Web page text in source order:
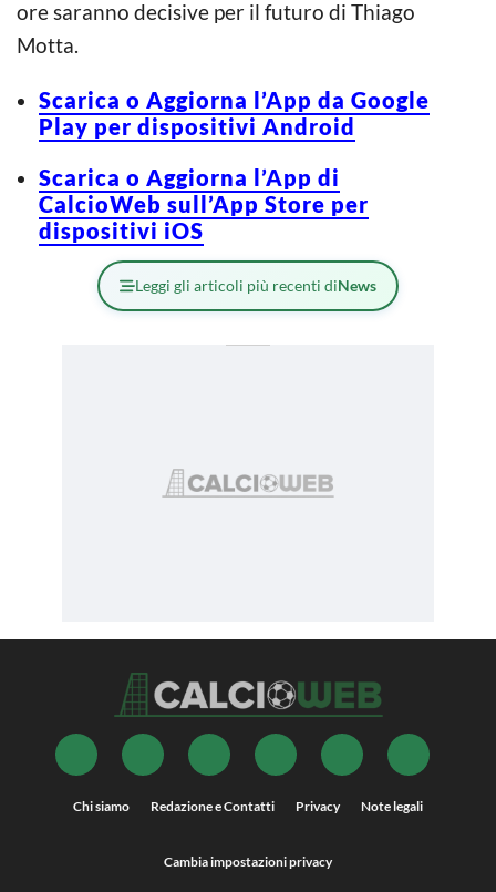
ore saranno decisive per il futuro di Thiago
Motta.
Scarica o Aggiorna l’App da Google
Play per dispositivi Android
Scarica o Aggiorna l’App di
CalcioWeb sull’App Store per
dispositivi iOS
Leggi gli articoli più recenti diNews
Chi siamo Redazione e Contatti Privacy Note legali
Cambia impostazioni privacy